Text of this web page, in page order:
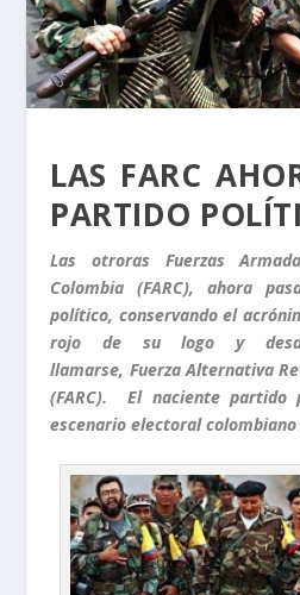
LAS FARC
PARTIDO
Las otroras Fuerzas
Colombia (FARC), ahora
político, conservando el
rojo de su logo y
llamarse, Fuerza Alternativa
(FARC). El naciente
escenario electoral